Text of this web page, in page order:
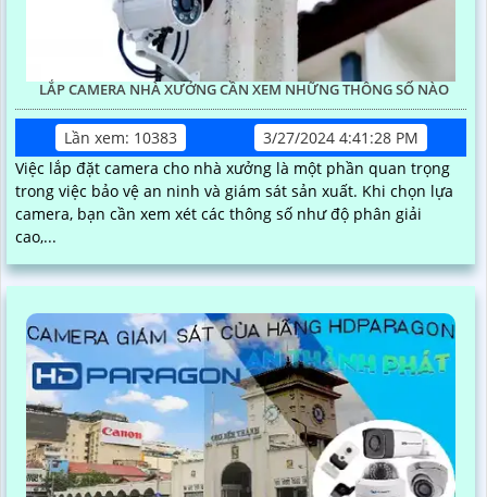
LẮP CAMERA NHÀ XƯỞNG CẦN XEM NHỮNG THÔNG SỐ NÀO
Lần xem: 10383
3/27/2024 4:41:28 PM
Việc lắp đặt camera cho nhà xưởng là một phần quan trọng
trong việc bảo vệ an ninh và giám sát sản xuất. Khi chọn lựa
camera, bạn cần xem xét các thông số như độ phân giải
cao,...